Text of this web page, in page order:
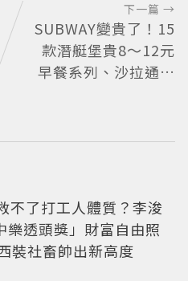
下一篇 →
SUBWAY變貴了！15
款潛艇堡貴8～12元
早餐系列、沙拉通通
不了打工人體質？李浚
樂透頭獎」財富自由照
裝社畜帥出新高度